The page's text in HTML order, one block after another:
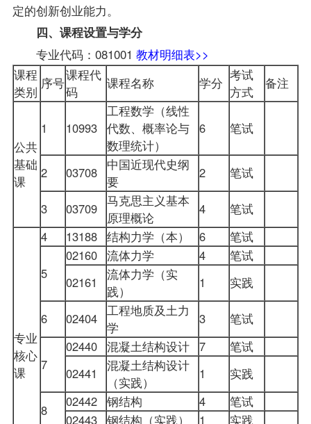
定的创新创业能力。
四、课程设置与学分
专业代码：081001 教材明细表>>
课程
类别
序号课程代
码
课程名称 学分 考试
方式
备注
公共
基础
课
1 10993
工程数学（线性
代数、概率论与
数理统计）
6 笔试
2 03708
中国近现代史纲
要
2 笔试
3 03709 马克思主义基本
原理概论
4 笔试
专业
核心
课
4 13188 结构力学（本） 6 笔试
5
02160 流体力学 4
笔试
02161
流体力学（实
践）
1 实践
6 02404
工程地质及土力
学
3 笔试
7
02440 混凝土结构设计 7
笔试
02441
混凝土结构设计
（实践）
1 实践
8
02442 钢结构 4
笔试
02443 钢结构（实践） 1 实践